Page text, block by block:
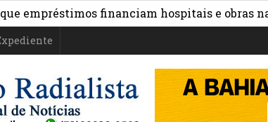
financiam hospitais e obras na Bahia